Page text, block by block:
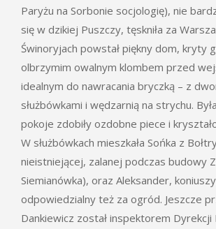
Paryżu na Sorbonie socjologię), nie
się w dzikiej Puszczy, tęskniła za
Świnoryjach powstał piękny dom, kryty
olbrzymim owalnym klombem przed
idealnym do nawracania bryczką – z
służbówkami i wędzarnią na strychu.
pokoje zdobiły ozdobne piece i
W służbówkach mieszkała Sońka z
nieistniejącej, zalanej podczas budowy
Siemianówka), oraz Aleksander,
odpowiedzialny też za ogród. Jeszcze
Dankiewicz został inspektorem Dyrekcji